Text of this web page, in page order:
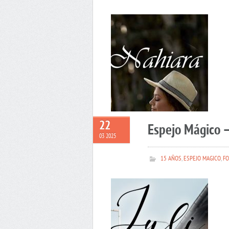
22
03 2025 Espejo Mágico
15 AÑOS,ESPEJO MAGICO,